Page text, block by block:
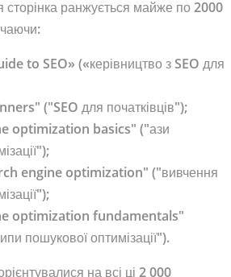
ранжується майже по 2000
to SEO» («керівництво з SEO для
("SEO для початківців");
optimization basics" ("ази
engine optimization" ("вивчення
optimization fundamentals"
пошукової оптимізації").
на всі ці 2 000